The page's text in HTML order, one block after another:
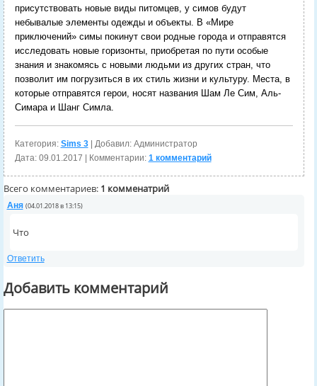
присутствовать новые виды питомцев, у симов будут
небывалые элементы одежды и объекты. В «Мире
приключений» симы покинут свои родные города и отправятся
исследовать новые горизонты, приобретая по пути особые
знания и знакомясь с новыми людьми из других стран, что
позволит им погрузиться в их стиль жизни и культуру. Места, в
которые отправятся герои, носят названия Шам Ле Сим, Аль-
Симара и Шанг Симла.
Категория: Sims 3| Добавил: Администратор
Дата: 09.01.2017 | Комментарии: 1 комментарий
Всего комментариев: 1 комменатрий
Аня (04.01.2018 в 13:15)
Что
Ответить
Добавить комментарий